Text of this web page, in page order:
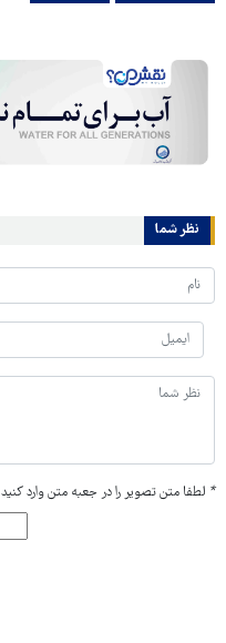
نظر شما
* لطفا متن تصویر را در جعبه متن وارد کنید